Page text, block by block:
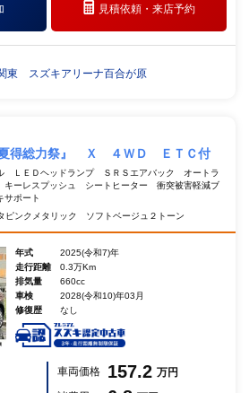
見積依頼・来店予約
東 スズキアリーナ百合が原
夏得総力祭』 Ｘ ４ＷＤ ＥＴＣ付
ＬＥＤヘッドランプ ＳＲＳエアバック オートラ
ーレスプッシュ シートヒーター 衝突被害軽減ブ
ポート
ピンクメタリック ソフトベージュ２トーン
年式
2025(令和7)年
走行距離
0.3万Km
排気量
660cc
車検
2028(令和10)年03月
修復歴
なし
車両価格 157.2 万円